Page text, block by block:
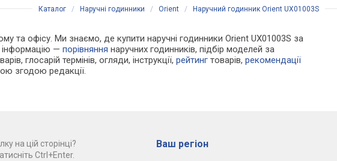
Каталог / Наручні годинники / Orient / Наручний годинник Orient UX01003S
та офісу. Ми знаємо, де купити наручні годинники Orient UX01003S за
інформацію —порівняння наручних годинників, підбір моделей за
глосарій термінів, огляди, інструкції,рейтинг товарів,рекомендації
згодою редакції.
на цій сторінці?
Ctrl+Enter.
Ваш регіон